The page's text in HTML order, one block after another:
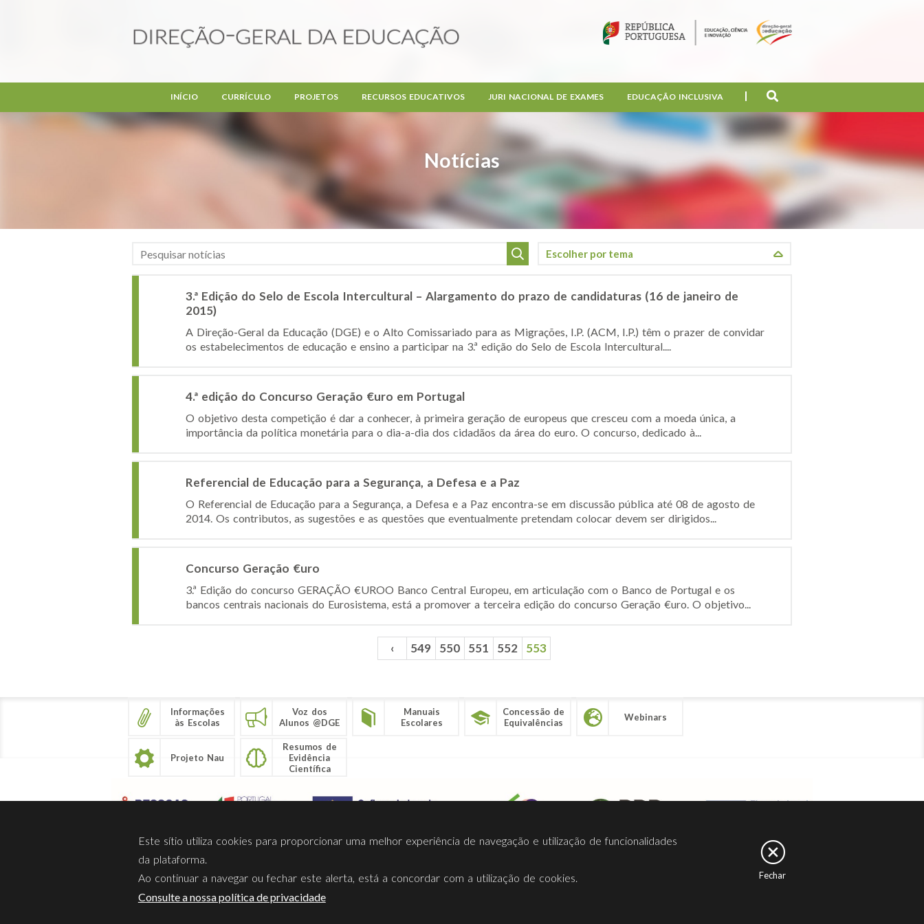
Notícias
INÍCIO CURRÍCULO PROJETOS RECURSOS EDUCATIVOS JURI NACIONAL DE EXAMES EDUCAÇÃO INCLUSIVA
3.ª Edição do Selo de Escola Intercultural – Alargamento do prazo de candidaturas (16 de janeiro de
2015)
A Direção-Geral da Educação (DGE) e o Alto Comissariado para as Migrações, I.P. (ACM, I.P.) têm o prazer de convidar
os estabelecimentos de educação e ensino a participar na 3.ª edição do Selo de Escola Intercultural....
4.ª edição do Concurso Geração €uro em Portugal
O objetivo desta competição é dar a conhecer, à primeira geração de europeus que cresceu com a moeda única, a
importância da política monetária para o dia-a-dia dos cidadãos da área do euro. O concurso, dedicado à...
Referencial de Educação para a Segurança, a Defesa e a Paz
O Referencial de Educação para a Segurança, a Defesa e a Paz encontra-se em discussão pública até 08 de agosto de
2014. Os contributos, as sugestões e as questões que eventualmente pretendam colocar devem ser dirigidos...
Concurso Geração €uro
3.ª Edição do concurso GERAÇÃO €URO​ O Banco Central Europeu, em articulação com o Banco de Portugal e os
bancos centrais nacionais do Eurosistema, está a promover a terceira edição do concurso Geração €uro. O objetivo...
‹ 549 550 551 552 553
Informações
às Escolas
Voz dos
Alunos @DGE
Manuais
Escolares
Concessão de
Equivalências
Webinars
Projeto Nau
Resumos de
Evidência
Científica
Sobre Nós Privacidade Termos Utilização Contactos Ligações Facebook
Este sítio utiliza cookies para proporcionar uma melhor experiência de navegação e utilização de funcionalidades
da plataforma.
Ao continuar a navegar ou fechar este alerta, está a concordar com a utilização de cookies.
Consulte a nossa política de privacidade
Fechar